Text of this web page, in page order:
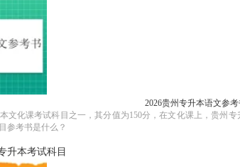
2026贵州专升本语文参
文化课考试科目之一，其分值为150分，在文化课上，贵州
参考书是什么？
升本考试科目